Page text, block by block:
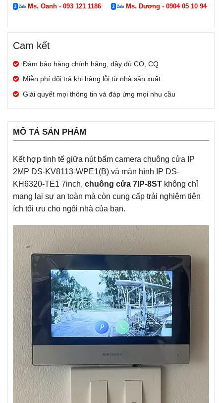
Ms. Oanh - 093 121 1186 Ms. Dương - 0904 05 10 94
Cam kết
Đảm bảo hàng chính hãng, đầy đủ CO, CQ
Miễn phí đổi trả khi hàng lỗi từ nhà sản xuất
Giải quyết mọi thông tin và đáp ứng mọi nhu cầu
MÔ TẢ SẢN PHẨM
Kết hợp tinh tế giữa nút bấm camera chuông cửa IP
2MP DS-KV8113-WPE1(B) và màn hình IP DS-
KH6320-TE1 7inch, chuông cửa 7IP-8ST không chỉ
mang lại sự an toàn mà còn cung cấp trải nghiệm tiện
ích tối ưu cho ngôi nhà của bạn.